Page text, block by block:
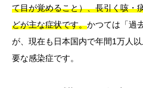
て目が覚めること）、長引く咳・
どが主な症状です。かつては「過
が、現在も日本国内で年間1万人
要な感染症です。